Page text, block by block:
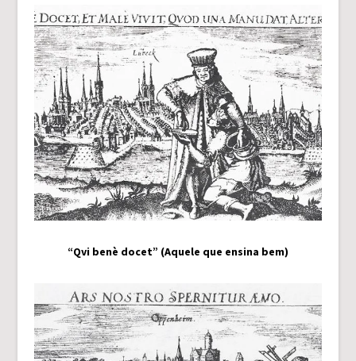
“Qvi benè docet” (Aquele que ensina bem)